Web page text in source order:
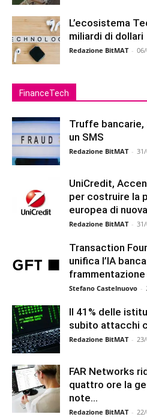
L’ecosistema
miliardi di dollari
Redazione BitMAT -
FinanceTech
Truffe bancarie,
un SMS
Redazione BitMAT -
UniCredit,
per costruire la
europea di
Redazione BitMAT -
Transaction
unifica l’IA
Stefano Castelnuovo -
Il 41% delle
subito attacchi
Redazione BitMAT -
FAR Networks
quattro ore la
note...
Redazione BitMAT -